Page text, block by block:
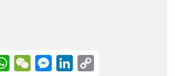
W
h
W
e
M
e
L